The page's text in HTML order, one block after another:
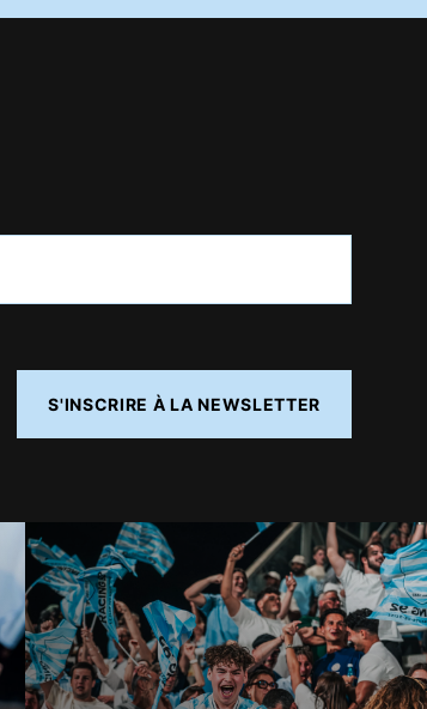
S'INSCRIRE À LA NEWSLETTER